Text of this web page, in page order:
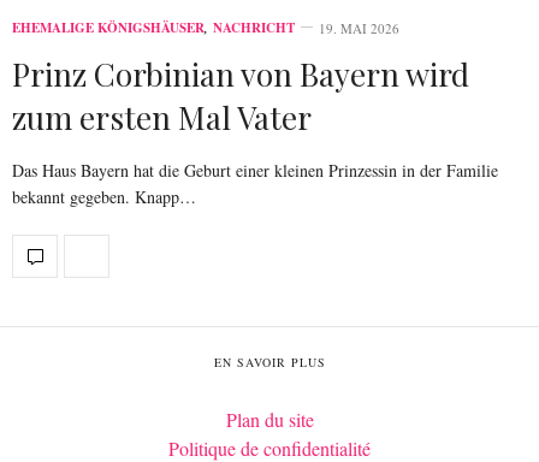
EHEMALIGE KÖNIGSHÄUSER, NACHRICHT 19. MAI 2026
Prinz Corbinian von Bayern wird
zum ersten Mal Vater
Das Haus Bayern hat die Geburt einer kleinen Prinzessin in der Familie
bekannt gegeben. Knapp…
EN SAVOIR PLUS
Plan du site
Politique de confidentialité